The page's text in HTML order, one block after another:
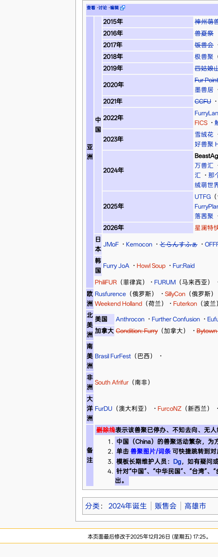
查看·讨论·编辑
亚
洲
中
国
2015年
神州萌
2016年
兽夏祭
2017年
饭兽会
2018年
极兽聚
2019年
四姑娘
2020年
Fur
墨兽居
2021年
CCFU ·
2022年
FICS ·
2023年
雪绒花
好兽聚
2024年
万兽汇
汇 · 那
绒萌世
2025年
UTFG
落茜聚
2026年
星澜特
日
本
JMoF · Kemocon · とらんすふぁ ·
韩
国
Furry JoA · Howl Soup · Fur:Raid
PhiliFUR（菲律宾） · FURUM（马来西亚）
欧
洲
Rusfurence（俄罗斯） · SillyCon（俄罗斯）
Weekend Holland（荷兰） · Futerkon（波兰
北
美
洲
美国 Anthrocon · Further Confusion ·
加拿大 Condition: Furry（加拿大） · Bytown
南
美
洲
Brasil FurFest（巴西） ·
非
洲
South Afrifur（南非）
大
洋
洲
FurDU （澳大利亚） · FurcoNZ（新西兰）
备
注
删除线表示该兽聚已停办、不知去向、无
中国（China）的兽聚活动繁杂，为
单击 兽聚图片/词条 可快捷跳转到
模板长期维护人员： Dg ，如有疑问
针对“中国”、“中华民国”、“台湾”
出。
分类 ： 2024年诞生 贩售会 高雄市
本页面最后修改于2025年12月26日 (星期五) 17:25。